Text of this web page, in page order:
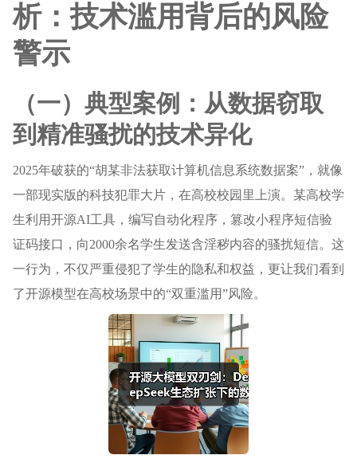
析：技术滥用背后的风险
警示
（一）典型案例：从数据窃取
到精准骚扰的技术异化
2025年破获的“胡某非法获取计算机信息系统数据案”，就像
一部现实版的科技犯罪大片，在高校校园里上演。某高校学
生利用开源AI工具，编写自动化程序，篡改小程序短信验
证码接口，向2000余名学生发送含淫秽内容的骚扰短信。这
一行为，不仅严重侵犯了学生的隐私和权益，更让我们看到
了开源模型在高校场景中的“双重滥用”风险。